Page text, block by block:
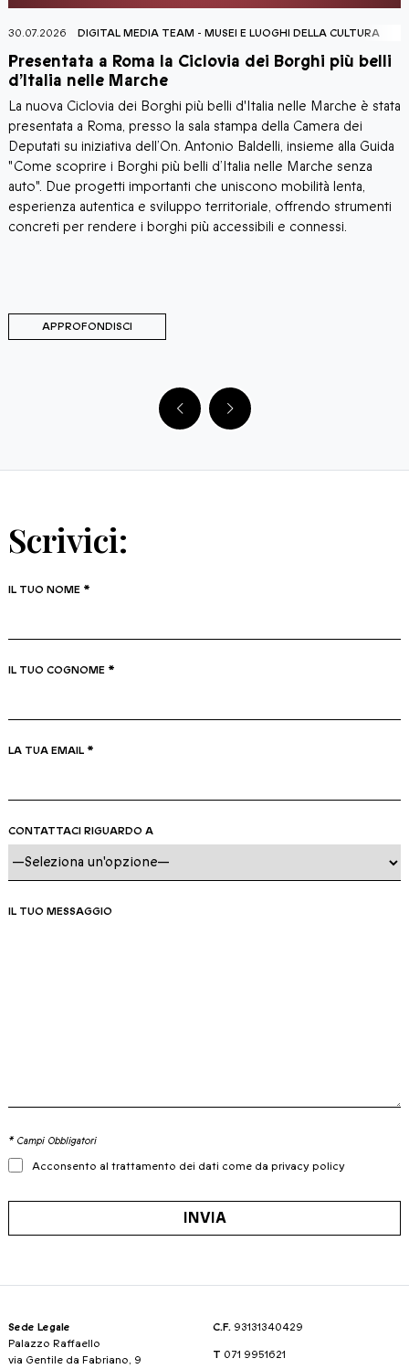
30.07.2026 DIGITAL MEDIA TEAM - MUSEI E LUOGHI DELLA CULTURA
Presentata a Roma la Ciclovia dei Borghi più belli
d’Italia nelle Marche
La nuova Ciclovia dei Borghi più belli d'Italia nelle Marche è stata
presentata a Roma, presso la sala stampa della Camera dei
Deputati su iniziativa dell’On. Antonio Baldelli, insieme alla Guida
"Come scoprire i Borghi più belli d’Italia nelle Marche senza
auto". Due progetti importanti che uniscono mobilità lenta,
esperienza autentica e sviluppo territoriale, offrendo strumenti
concreti per rendere i borghi più accessibili e connessi.
APPROFONDISCI
Scrivici:
IL TUO NOME *
IL TUO COGNOME *
LA TUA EMAIL *
CONTATTACI RIGUARDO A
IL TUO MESSAGGIO
* Campi Obbligatori
Acconsento al trattamento dei dati come da privacy policy
INVIA
Sede Legale
Palazzo Raffaello
via Gentile da Fabriano, 9
C.F. 93131340429
T 071 9951621